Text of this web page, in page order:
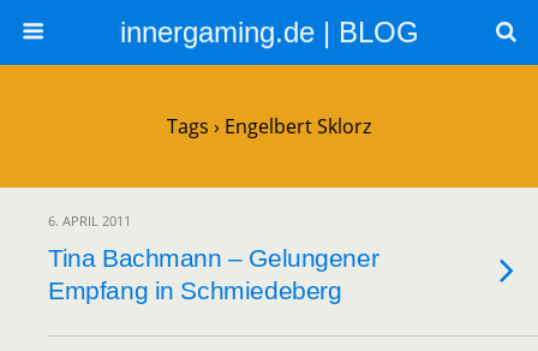
innergaming.de | BLOG
Tags › Engelbert Sklorz
6. APRIL 2011
Tina Bachmann – Gelungener
Empfang in Schmiedeberg